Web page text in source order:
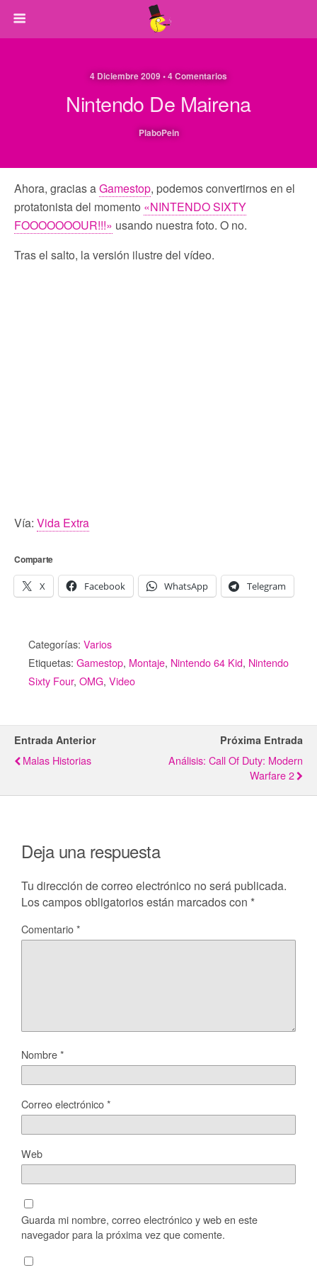
4 Diciembre 2009 • 4 Comentarios
Nintendo De Mairena
PlaboPein
Ahora, gracias aGamestop, podemos convertirnos en el
protatonista del momento «NINTENDO SIXTY
FOOOOOOOUR!!!» usando nuestra foto. O no.
Tras el salto, la versión ilustre del vídeo.
Vía: Vida Extra
Comparte
X Facebook WhatsApp Telegram
Categorías: Varios
Etiquetas: Gamestop, Montaje, Nintendo 64 Kid, Nintendo
Sixty Four, OMG, Video
Entrada Anterior
Malas Historias
Próxima Entrada
Análisis: Call Of Duty: Modern
Warfare 2
Deja una respuesta
Tu dirección de correo electrónico no será publicada.
Los campos obligatorios están marcados con *
Comentario*
Nombre*
Correo electrónico*
Web
Guarda mi nombre, correo electrónico y web en este
navegador para la próxima vez que comente.